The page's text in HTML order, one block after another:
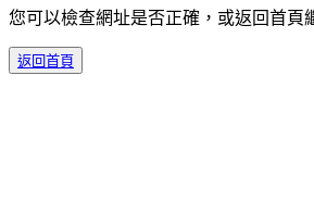
您可以檢查網址是否正確，或返回首頁
返回首頁